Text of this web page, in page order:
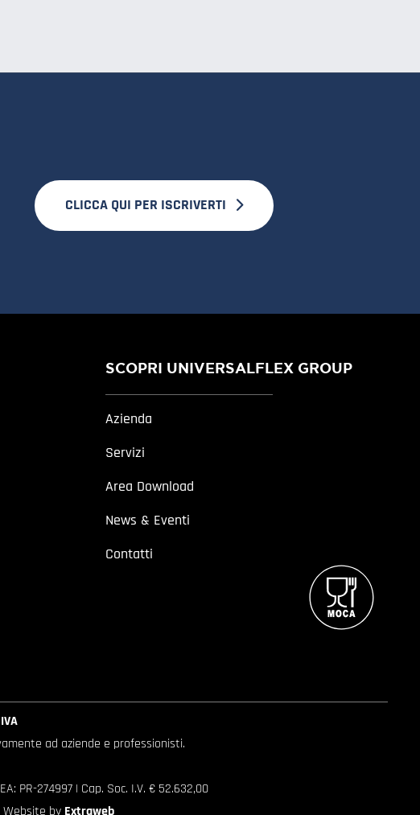
CLICCA QUI PER ISCRIVERTI
SCOPRI UNIVERSALFLEX GROUP
Azienda
Servizi
Area Download
News & Eventi
Contatti
ad aziende e professionisti.
PR-274997 | Cap. Soc. I.V. € 52.632,00
Website by Extraweb